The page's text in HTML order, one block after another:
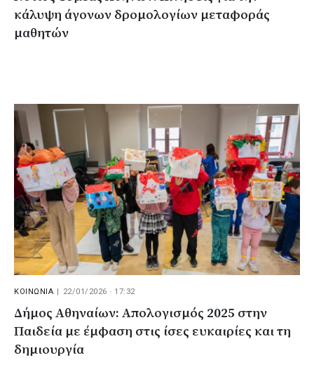
κάλυψη άγονων δρομολογίων μεταφοράς
μαθητών
ΚΟΙΝΩΝΙΑ 22/01/2026 · 17:32
Δήμος Αθηναίων: Απολογισμός 2025 στην
Παιδεία με έμφαση στις ίσες ευκαιρίες και τη
δημιουργία